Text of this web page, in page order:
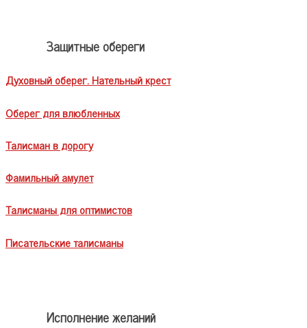
Защитные обереги
Духовный оберег. Нательный крест
Оберег для влюбленных
Талисман в дорогу
Фамильный амулет
Талисманы для оптимистов
Писательские талисманы
Исполнение желаний